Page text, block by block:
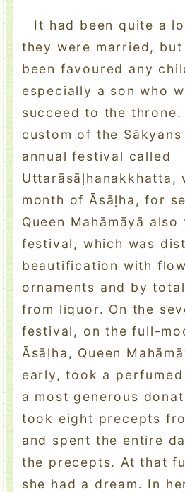
It had been quite a
they were married,
been favoured any
especially a son who
succeed to the throne.
custom of the
annual festival called
Uttarāsāḷhanakkhatta,
month of Āsāḷha, for
Queen Mahāmāyā
festival, which was
beautification with
ornaments and by
from liquor. On the
festival, on the full-
Āsāḷha, Queen
early, took a
a most generous
took eight precepts
and spent the entire
the precepts. At that
she had a dream. In